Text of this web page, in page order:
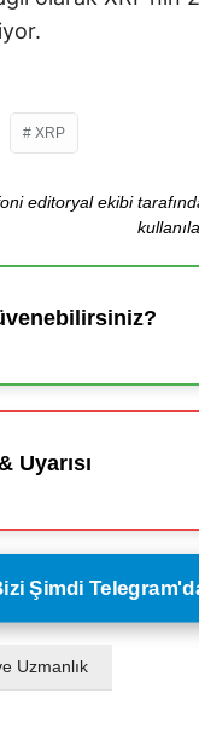
XRP
editoryal ekibi
Uyarısı
Şimdi
Uzmanlık